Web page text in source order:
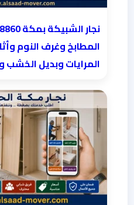
المطابخ وغرف النوم
المرايات وبديل الخشب